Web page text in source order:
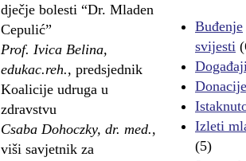
dječje bolesti “Dr. Mladen
Cepulić”
Prof. Ivica Belina,
edukac.reh., predsjednik
Koalicije udruga u
zdravstvu
Csaba Dohoczky, dr. med.,
viši savjetnik za
Buđenje
svijesti
Donacije
Izleti
(5)